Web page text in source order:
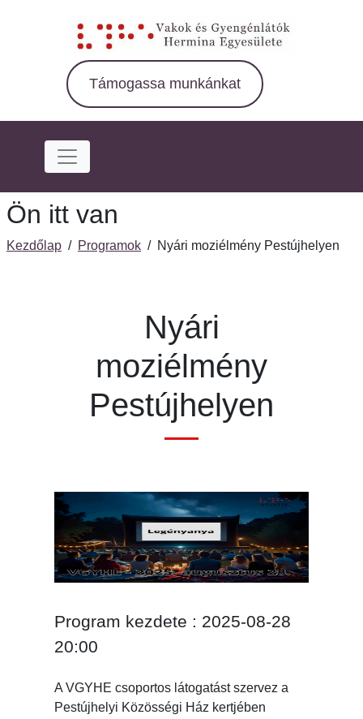
Támogassa munkánkat
Ön itt van
Kezdőlap / Programok /Nyári moziélmény Pestújhelyen
Nyári
moziélmény
Pestújhelyen
Program kezdete : 2025-08-28
20:00
A VGYHE csoportos látogatást szervez a
Pestújhelyi Közösségi Ház kertjében